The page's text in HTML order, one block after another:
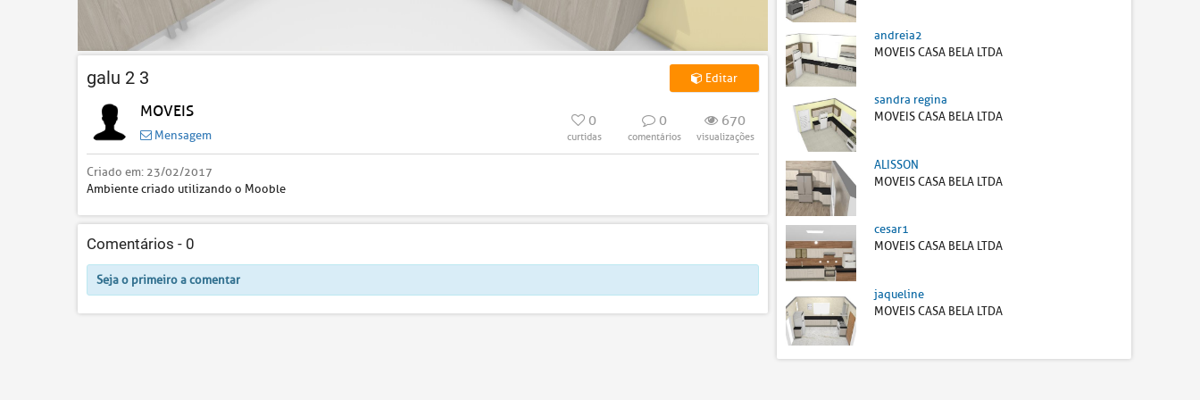
galu 2 3 Editar
MOVEIS
Mensagem
0
curtidas
0
comentários
670
visualizações
Criado em: 23/02/2017
Ambiente criado utilizando o Mooble
Comentários - 0
Seja o primeiro a comentar
andreia2
MOVEIS CASA BELA LTDA
sandra regina
MOVEIS CASA BELA LTDA
ALISSON
MOVEIS CASA BELA LTDA
cesar1
MOVEIS CASA BELA LTDA
jaqueline
MOVEIS CASA BELA LTDA